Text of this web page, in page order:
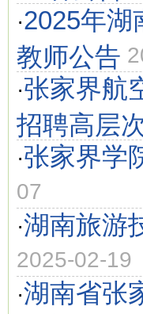
·2025年湖
教师公告
·张家界航
招聘高层
·张家界学
07
·湖南旅游
2025-02-19
·湖南省张